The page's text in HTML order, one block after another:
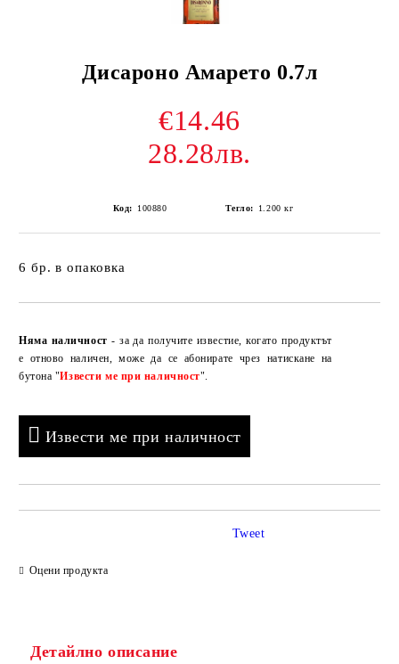
Дисароно Амарето 0.7л
€14.46
28.28лв.
Код: 100880 Тегло: 1.200 кг
6 бр. в опаковка
Няма наличност - за да получите известие, когато продуктът
е отново наличен, може да се абонирате чрез натискане на
бутона "Извести ме при наличност".
Извести ме при наличност
Оцени продукта
Tweet
Детайлно описание